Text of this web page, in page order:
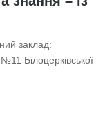
заклад:
Білоцерківської